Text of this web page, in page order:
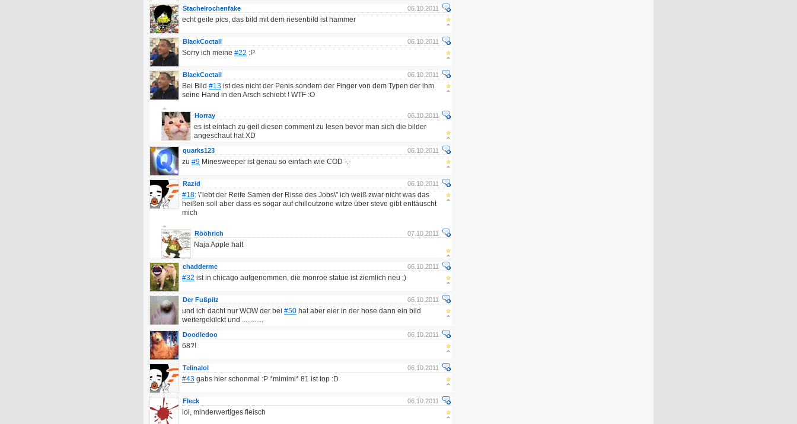
06.10.2011
Stachelrochenfake
echt geile pics, das bild mit dem riesenbild ist hammer
06.10.2011
BlackCoctail
Sorry ich meine #22 :P
06.10.2011
BlackCoctail
Bei Bild #13 ist des nicht der Penis sondern der Finger von dem Typen der ihm
seine Hand in den Arsch schiebt ! WTF :O
06.10.2011
Horray
es ist einfach zu geil diesen comment zu lesen bevor man sich die bilder
angeschaut hat XD
06.10.2011
quarks123
zu #9 Minesweeper ist genau so einfach wie COD -.-
06.10.2011
Razid
#18: \"lebt der Reife Samen der Risse des Jobs\" ich weiß zwar nicht was das
heißen soll aber dass es sogar auf chilloutzone witze über steve gibt enttäuscht
mich
07.10.2011
Rööhrich
Naja Apple halt
06.10.2011
chaddermc
#32 ist in chicago aufgenommen, die monroe statue ist ziemlich neu ;)
06.10.2011
Der Fußpilz
und ich dacht nur WOW der bei #50 hat aber eier in der hose dann ein bild
weitergekilckt und ............
06.10.2011
Doodledoo
68?!
06.10.2011
Telinalol
#43 gabs hier schonmal :P *mimimi* 81 ist top :D
06.10.2011
Fleck
lol, minderwertiges fleisch